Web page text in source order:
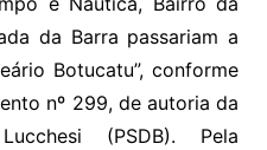
da Barra passariam a
Botucatu”, conforme
nº 299, de autoria da
(PSDB). Pela